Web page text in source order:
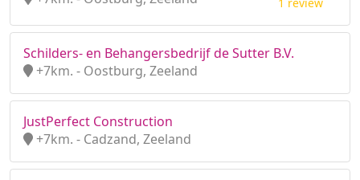
Schilders- en Behangersbedrijf de Sutter B.V.
+7km. - Oostburg, Zeeland
JustPerfect Construction
+7km. - Cadzand, Zeeland